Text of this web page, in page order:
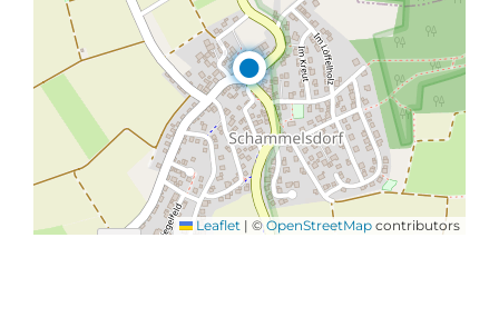
Leaflet | © OpenStreetMap contributors